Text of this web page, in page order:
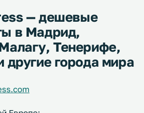
— дешевые
в Мадрид,
Тенерифе,
другие города мира